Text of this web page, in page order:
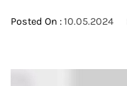
Posted On :10.05.2024